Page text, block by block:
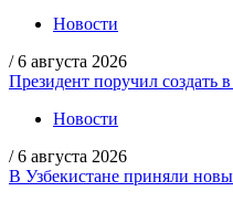
Новости
/ 6 августа 2026
Президент поручил создать
Новости
/ 6 августа 2026
В Узбекистане приняли